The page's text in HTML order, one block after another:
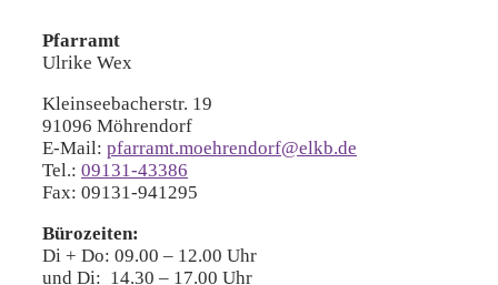
Pfarramt
Ulrike Wex
Kleinseebacherstr. 19
91096 Möhrendorf
E-Mail: pfarramt.moehrendorf@elkb.de
Tel.: 09131-43386
Fax: 09131-941295
Bürozeiten:
Di + Do: 09.00 – 12.00 Uhr
und Di: 14.30 – 17.00 Uhr